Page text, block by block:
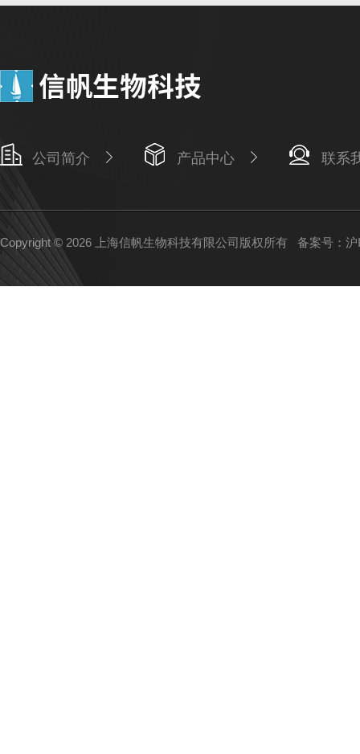
公司简介 产品中心 联系
Copyright © 2026 上海信帆生物科技有限公司版权所有 备案号：